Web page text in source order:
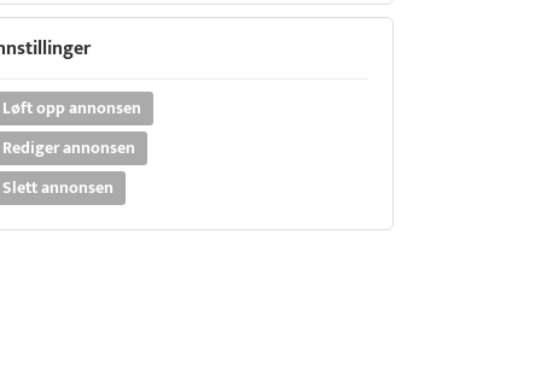
Løft opp annonsen
Rediger annonsen
Slett annonsen